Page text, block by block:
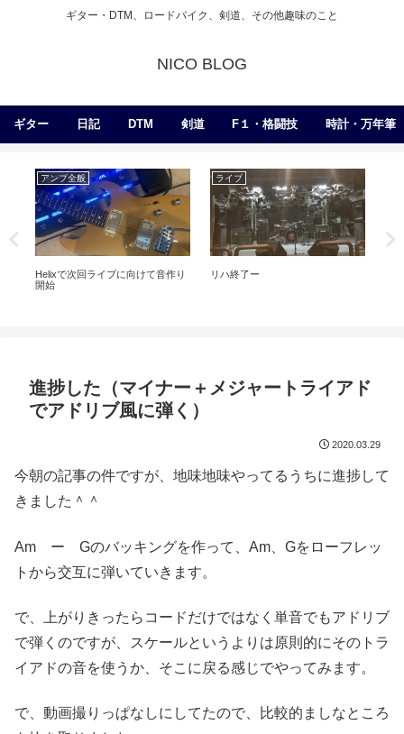
ギター・DTM、ロードバイク、剣道、その他趣味のこと
NICO BLOG
ギター 日記 DTM 剣道 F１・格闘技 時計・万年筆
アンプ全般
Helixで次回ライブに向けて音作り
開始
ライブ
リハ終了ー
進捗した（マイナー＋メジャートライアド
でアドリブ風に弾く）
2020.03.29
今朝の記事の件ですが、地味地味やってるうちに進捗して
きました＾＾
Am ー Gのバッキングを作って、Am、Gをローフレッ
トから交互に弾いていきます。
で、上がりきったらコードだけではなく単音でもアドリブ
で弾くのですが、スケールというよりは原則的にそのトラ
イアドの音を使うか、そこに戻る感じでやってみます。
で、動画撮りっぱなしにしてたので、比較的ましなところ